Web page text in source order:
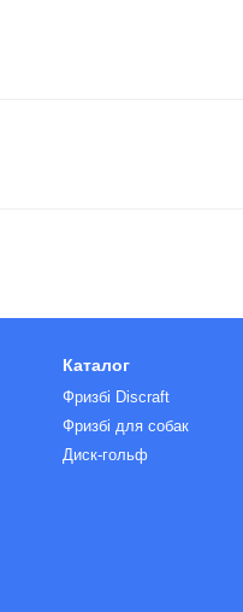
Каталог
Фризбі Discraft
Фризбі для собак
Диск-гольф